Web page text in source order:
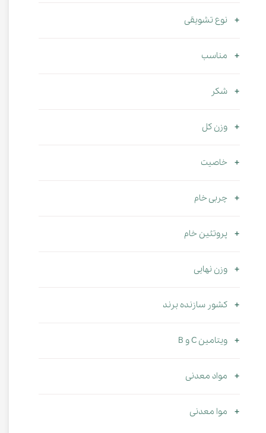
نوع تشویقی
مناسب
شکر
وزن کل
خاصیت
چربی خام
پروتئین خام
وزن نهایی
کشور سازنده برند
ویتامین C و B
مواد معدنی
موا معدنی